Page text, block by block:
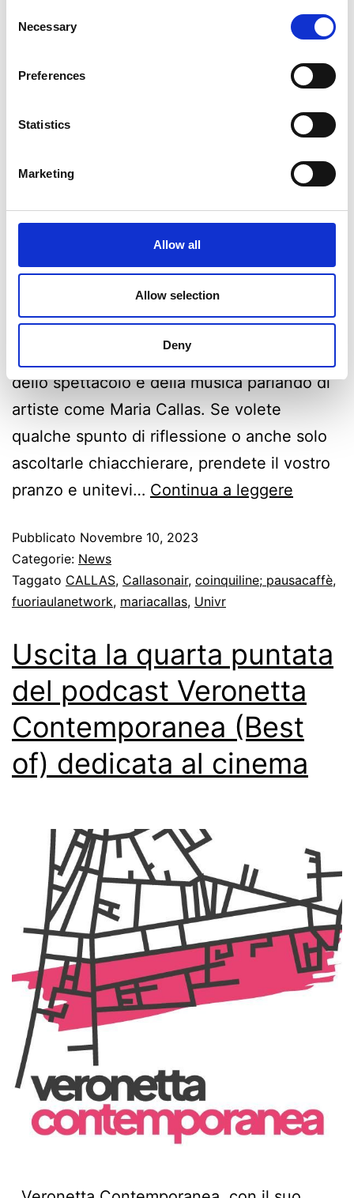
Selection
Necessary
Preferences
Statistics
Marketing
Allow all
Allow selection
Deny
Mentre aspettano che il risotto al tastasal
sia pronto, Anna, Mara e Anna si
confrontano sul tema dell’aspetto fisico, e in
particolare della forma fisica, nel mondo
dello spettacolo e della musica parlando di
artiste come Maria Callas. Se volete
qualche spunto di riflessione o anche solo
ascoltarle chiacchierare, prendete il vostro
pranzo e unitevi… Continua a leggere
Pubblicato Novembre 10, 2023
Categorie: News
Taggato CALLAS, Callasonair, coinquiline; pausacaffè,
fuoriaulanetwork, mariacallas, Univr
Uscita la quarta puntata
del podcast Veronetta
Contemporanea (Best
of) dedicata al cinema